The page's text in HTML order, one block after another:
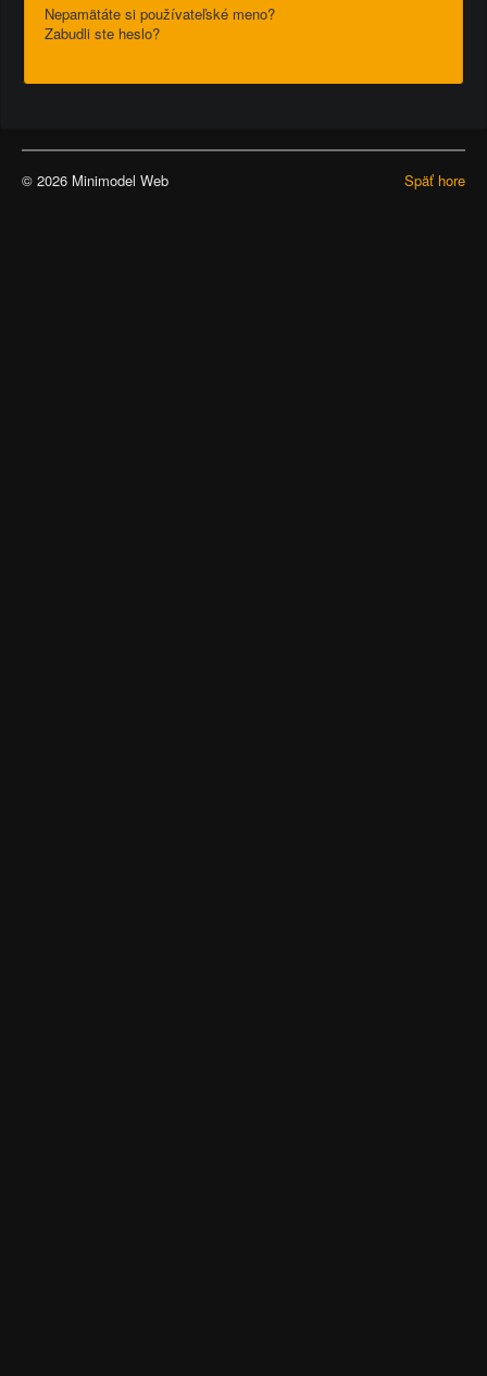
Nepamätáte si používateľské meno?
Zabudli ste heslo?
Späť hore
© 2026 Minimodel Web